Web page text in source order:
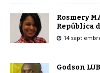
Rosmery
República
14
Godson